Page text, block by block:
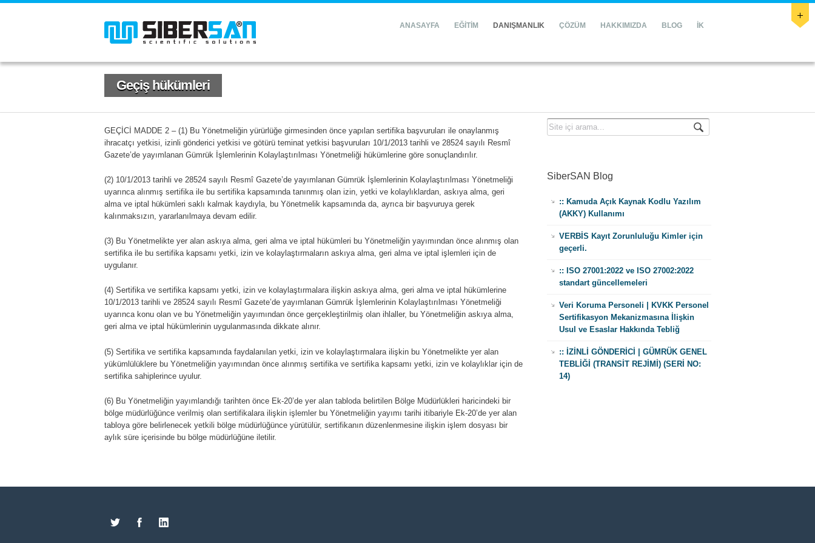
ANASAYFA EĞİTİM DANIŞMANLIK ÇÖZÜM HAKKIMIZDA BLOG İK
Geçiş hükümleri
GEÇİCİ MADDE 2 – (1) Bu Yönetmeliğin yürürlüğe girmesinden önce yapılan sertifika başvuruları ile onaylanmış
ihracatçı yetkisi, izinli gönderici yetkisi ve götürü teminat yetkisi başvuruları 10/1/2013 tarihli ve 28524 sayılı Resmî
Gazete’de yayımlanan Gümrük İşlemlerinin Kolaylaştırılması Yönetmeliği hükümlerine göre sonuçlandırılır.
(2) 10/1/2013 tarihli ve 28524 sayılı Resmî Gazete’de yayımlanan Gümrük İşlemlerinin Kolaylaştırılması Yönetmeliği
uyarınca alınmış sertifika ile bu sertifika kapsamında tanınmış olan izin, yetki ve kolaylıklardan, askıya alma, geri
alma ve iptal hükümleri saklı kalmak kaydıyla, bu Yönetmelik kapsamında da, ayrıca bir başvuruya gerek
kalınmaksızın, yararlanılmaya devam edilir.
(3) Bu Yönetmelikte yer alan askıya alma, geri alma ve iptal hükümleri bu Yönetmeliğin yayımından önce alınmış olan
sertifika ile bu sertifika kapsamı yetki, izin ve kolaylaştırmaların askıya alma, geri alma ve iptal işlemleri için de
uygulanır.
(4) Sertifika ve sertifika kapsamı yetki, izin ve kolaylaştırmalara ilişkin askıya alma, geri alma ve iptal hükümlerine
10/1/2013 tarihli ve 28524 sayılı Resmî Gazete’de yayımlanan Gümrük İşlemlerinin Kolaylaştırılması Yönetmeliği
uyarınca konu olan ve bu Yönetmeliğin yayımından önce gerçekleştirilmiş olan ihlaller, bu Yönetmeliğin askıya alma,
geri alma ve iptal hükümlerinin uygulanmasında dikkate alınır.
(5) Sertifika ve sertifika kapsamında faydalanılan yetki, izin ve kolaylaştırmalara ilişkin bu Yönetmelikte yer alan
yükümlülüklere bu Yönetmeliğin yayımından önce alınmış sertifika ve sertifika kapsamı yetki, izin ve kolaylıklar için de
sertifika sahiplerince uyulur.
(6) Bu Yönetmeliğin yayımlandığı tarihten önce Ek-20’de yer alan tabloda belirtilen Bölge Müdürlükleri haricindeki bir
bölge müdürlüğünce verilmiş olan sertifikalara ilişkin işlemler bu Yönetmeliğin yayımı tarihi itibariyle Ek-20’de yer alan
tabloya göre belirlenecek yetkili bölge müdürlüğünce yürütülür, sertifikanın düzenlenmesine ilişkin işlem dosyası bir
aylık süre içerisinde bu bölge müdürlüğüne iletilir.
SiberSAN Blog
:: Kamuda Açık Kaynak Kodlu Yazılım
(AKKY) Kullanımı
VERBİS Kayıt Zorunluluğu Kimler için
geçerli.
:: ISO 27001:2022 ve ISO 27002:2022
standart güncellemeleri
Veri Koruma Personeli | KVKK Personel
Sertifikasyon Mekanizmasına İlişkin
Usul ve Esaslar Hakkında Tebliğ
:: İZİNLİ GÖNDERİCİ | GÜMRÜK GENEL
TEBLİĞİ (TRANSİT REJİMİ) (SERİ NO:
14)